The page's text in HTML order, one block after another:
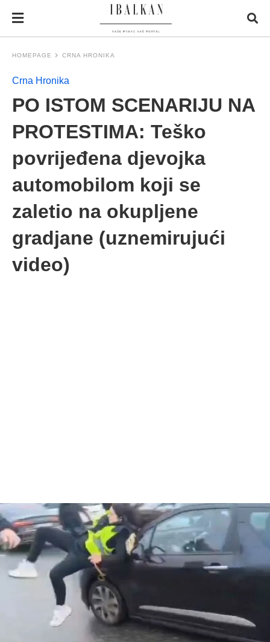
HOMEPAGE CRNA HRONIKA
Crna Hronika
PO ISTOM SCENARIJU NA
PROTESTIMA: Teško
povrijeđena djevojka
automobilom koji se
zaletio na okupljene
gradjane (uznemirujući
video)